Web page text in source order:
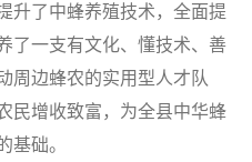
升了中蜂养殖技术，全面提
了一支有文化、懂技术、善
周边蜂农的实用型人才队
民增收致富，为全县中华蜂
基础。